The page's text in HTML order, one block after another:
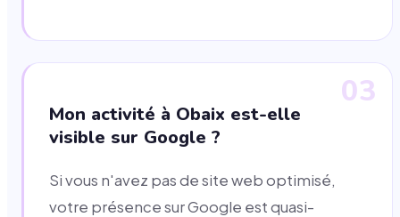
03
Mon activité à Obaix est-elle
visible sur Google ?
Si vous n'avez pas de site web optimisé,
votre présence sur Google est quasi-